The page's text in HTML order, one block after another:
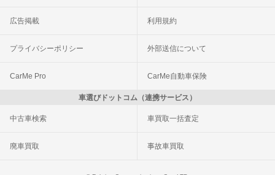
広告掲載 利用規約
プライバシーポリシー 外部送信について
CarMe Pro CarMe自動車保険
車選びドットコム（連携サービス）
中古車検索 車買取一括査定
廃車買取 事故車買取